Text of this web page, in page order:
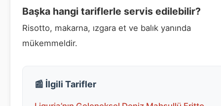
Başka hangi tariflerle servis edilebilir?
Risotto, makarna, ızgara et ve balık yanında
mükemmeldir.
📰 İlgili Tarifler